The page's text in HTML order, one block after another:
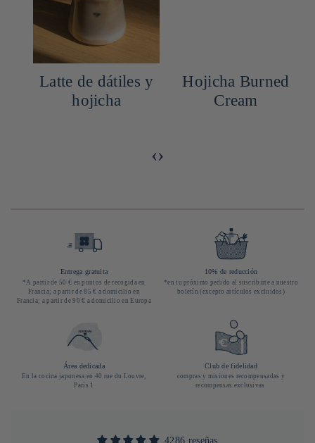
Latte de dátiles y
hojicha
Hojicha Burned
Cream
‹›
Entrega gratuita
*A partir de 50 € en puntos de recogida en
Francia; a partir de 85 € a domicilio en
Francia; a partir de 90 € a domicilio en Europa
10% de reducción
*en tu próximo pedido al suscribirte a nuestro
boletín (excepto artículos excluidos)
Área dedicada
En la cocina japonesa en 40 rue du Louvre,
París 1
Club de fidelidad
compras y misiones recompensadas y
recompensas exclusivas
4286 reseñas